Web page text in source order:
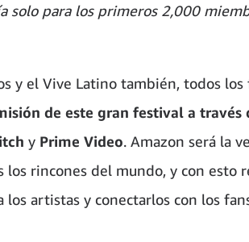
solo para los primeros 2,000
y el Vive Latino también, todos los
de este gran festival a través
y Prime Video. Amazon será la
rincones del mundo, y con esto
los artistas y conectarlos con los